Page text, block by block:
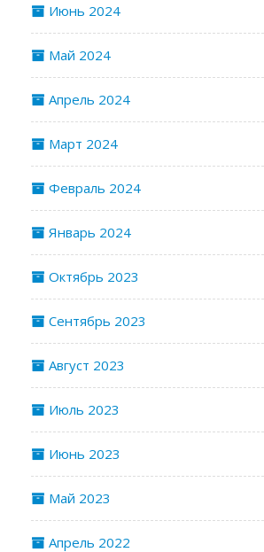
Июнь 2024
Май 2024
Апрель 2024
Март 2024
Февраль 2024
Январь 2024
Октябрь 2023
Сентябрь 2023
Август 2023
Июль 2023
Июнь 2023
Май 2023
Апрель 2022